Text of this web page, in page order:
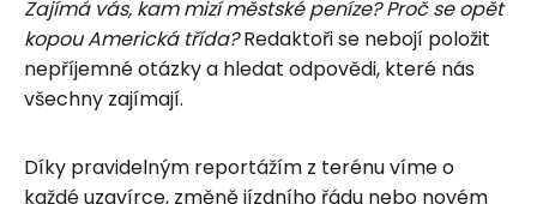
Zajímá vás, kam mizí městské peníze? Proč se opět
kopou Americká třída?Redaktoři se nebojí položit
nepříjemné otázky a hledat odpovědi, které nás
všechny zajímají.
Díky pravidelným reportážím z terénu víme o
každé uzavírce, změně jízdního řádu nebo novém